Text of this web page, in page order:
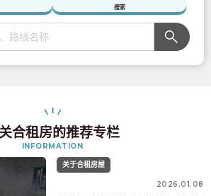
搜索
合租房的推荐专栏
INFORMATION
关于合租房屋
2026.01.08